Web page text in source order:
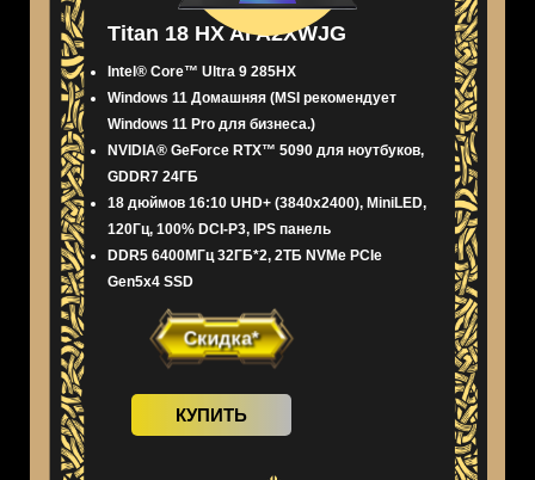
Titan 18 HX AI A2XWJG
Intel® Core™ Ultra 9 285HX
Windows 11 Домашняя (MSI рекомендует
Windows 11 Pro для бизнеса.)
NVIDIA® GeForce RTX™ 5090 для ноутбуков,
GDDR7 24ГБ
18 дюймов 16:10 UHD+ (3840x2400), MiniLED,
120Гц, 100% DCI-P3, IPS панель
DDR5 6400МГц 32ГБ*2, 2ТБ NVMe PCIe
Gen5x4 SSD
Скидка*
КУПИТЬ